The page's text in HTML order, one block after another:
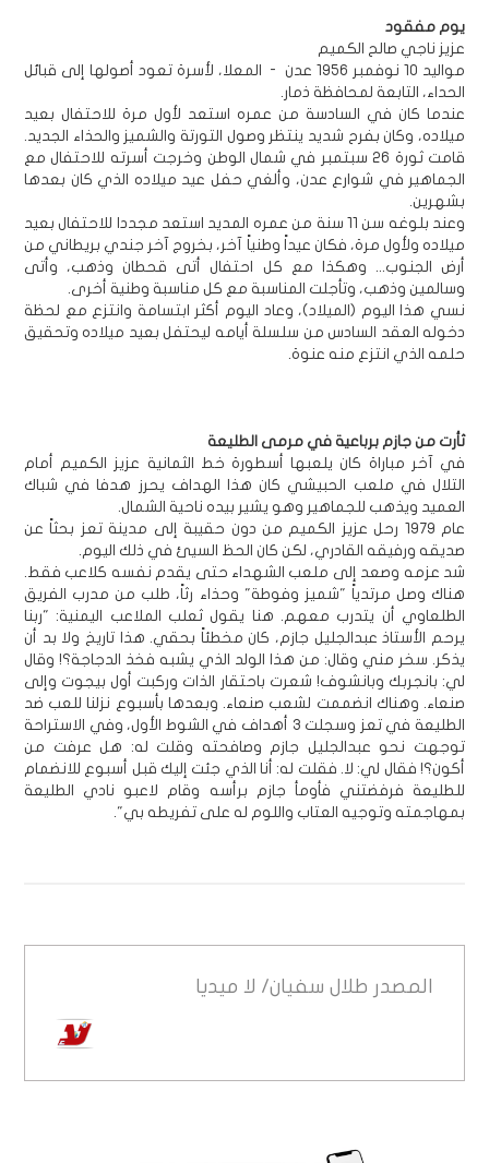
يوم مفقود
عزيز ناجي صالح الكميم
مواليد 10 نوفمبر 1956 عدن - المعلا، لأسرة تعود أصولها إلى قبائل
الحداء، التابعة لمحافظة ذمار.
عندما كان في السادسة من عمره استعد لأول مرة للاحتفال بعيد
ميلاده، وكان بفرح شديد ينتظر وصول التورتة والشميز والحذاء الجديد.
قامت ثورة 26 سبتمبر في شمال الوطن وخرجت أسرته للاحتفال مع
الجماهير في شوارع عدن، وألغي حفل عيد ميلاده الذي كان بعدها
بشهرين.
وعند بلوغه سن 11 سنة من عمره المديد استعد مجددا للاحتفال بعيد
ميلاده ولأول مرة، فكان عيداً وطنياً آخر، بخروج آخر جندي بريطاني من
أرض الجنوب... وهكذا مع كل احتفال أتى قحطان وذهب، وأتى
وسالمين وذهب، وتأجلت المناسبة مع كل مناسبة وطنية أخرى.
نسي هذا اليوم (الميلاد)، وعاد اليوم أكثر ابتسامة وانتزع مع لحظة
دخوله العقد السادس من سلسلة أيامه ليحتفل بعيد ميلاده وتحقيق
حلمه الذي انتزع منه عنوة.
ثأرت من جازم برباعية في مرمى الطليعة
في آخر مباراة كان يلعبها أسطورة خط الثمانية عزيز الكميم أمام
التلال في ملعب الحبيشي كان هذا الهداف يحرز هدفا في شباك
العميد ويذهب للجماهير وهو يشير بيده ناحية الشمال.
عام 1979 رحل عزيز الكميم من دون حقيبة إلى مدينة تعز بحثاً عن
صديقه ورفيقه القادري، لكن كان الحظ السيئ في ذلك اليوم.
شد عزمه وصعد إلى ملعب الشهداء حتى يقدم نفسه كلاعب فقط.
هناك وصل مرتدياً "شميز وفوطة" وحذاء رثاً، طلب من مدرب الفريق
الطلعاوي أن يتدرب معهم. هنا يقول ثعلب الملاعب اليمنية: "ربنا
يرحم الأستاذ عبدالجليل جازم، كان مخطئاً بحقي. هذا تاريخ ولا بد أن
يذكر. سخر مني وقال: من هذا الولد الذي يشبه فخذ الدجاجة؟! وقال
لي: بانجربك وبانشوف! شعرت باحتقار الذات وركبت أول بيجوت وإلى
صنعاء. وهناك انضممت لشعب صنعاء. وبعدها بأسبوع نزلنا للعب ضد
الطليعة في تعز وسجلت 3 أهداف في الشوط الأول، وفي الاستراحة
توجهت نحو عبدالجليل جازم وصافحته وقلت له: هل عرفت من
أكون؟! فقال لي: لا. فقلت له: أنا الذي جئت إليك قبل أسبوع للانضمام
للطليعة فرفضتني فأومأ جازم برأسه وقام لاعبو نادي الطليعة
بمهاجمته وتوجيه العتاب واللوم له على تفريطه بي".
المصدر طلال سفيان/ لا ميديا